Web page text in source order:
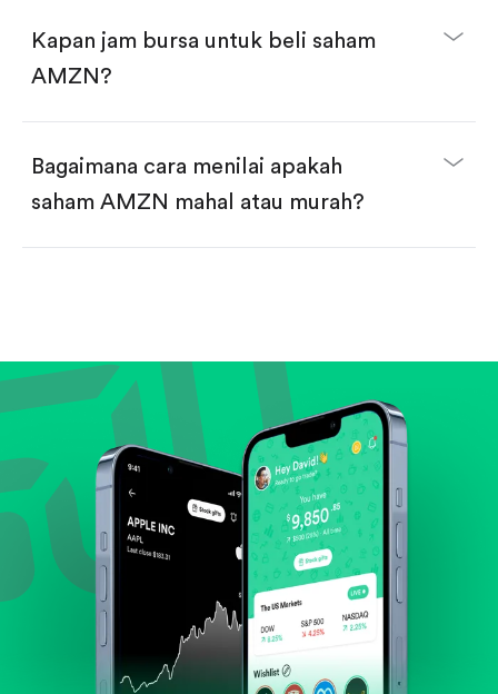
Kapan jam bursa untuk beli saham
AMZN?
Bagaimana cara menilai apakah
saham AMZN mahal atau murah?
Lihat pertumbuhan pendapatan & laba.
Cek margin dan arus kas.
Evaluasi prospek bisnis dan posisi perusahaan di
industrinya.